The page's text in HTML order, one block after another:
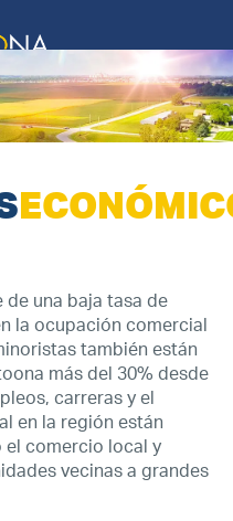
una baja tasa de
la ocupación comercial
también están
más del 30% desde
carreras y el
en la región están
el comercio local y
vecinas a grandes